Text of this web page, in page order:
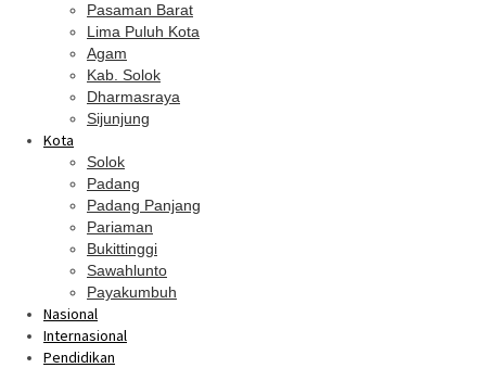
Pasaman Barat
Lima Puluh Kota
Agam
Kab. Solok
Dharmasraya
Sijunjung
Kota
Solok
Padang
Padang Panjang
Pariaman
Bukittinggi
Sawahlunto
Payakumbuh
Nasional
Internasional
Pendidikan